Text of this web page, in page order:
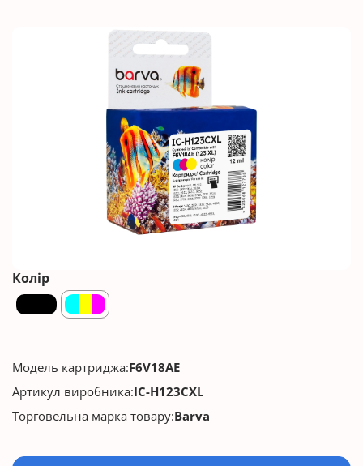
Колір
Модель картриджа:F6V18AE
Артикул виробника:IC-H123CXL
Торговельна марка товару:Barva